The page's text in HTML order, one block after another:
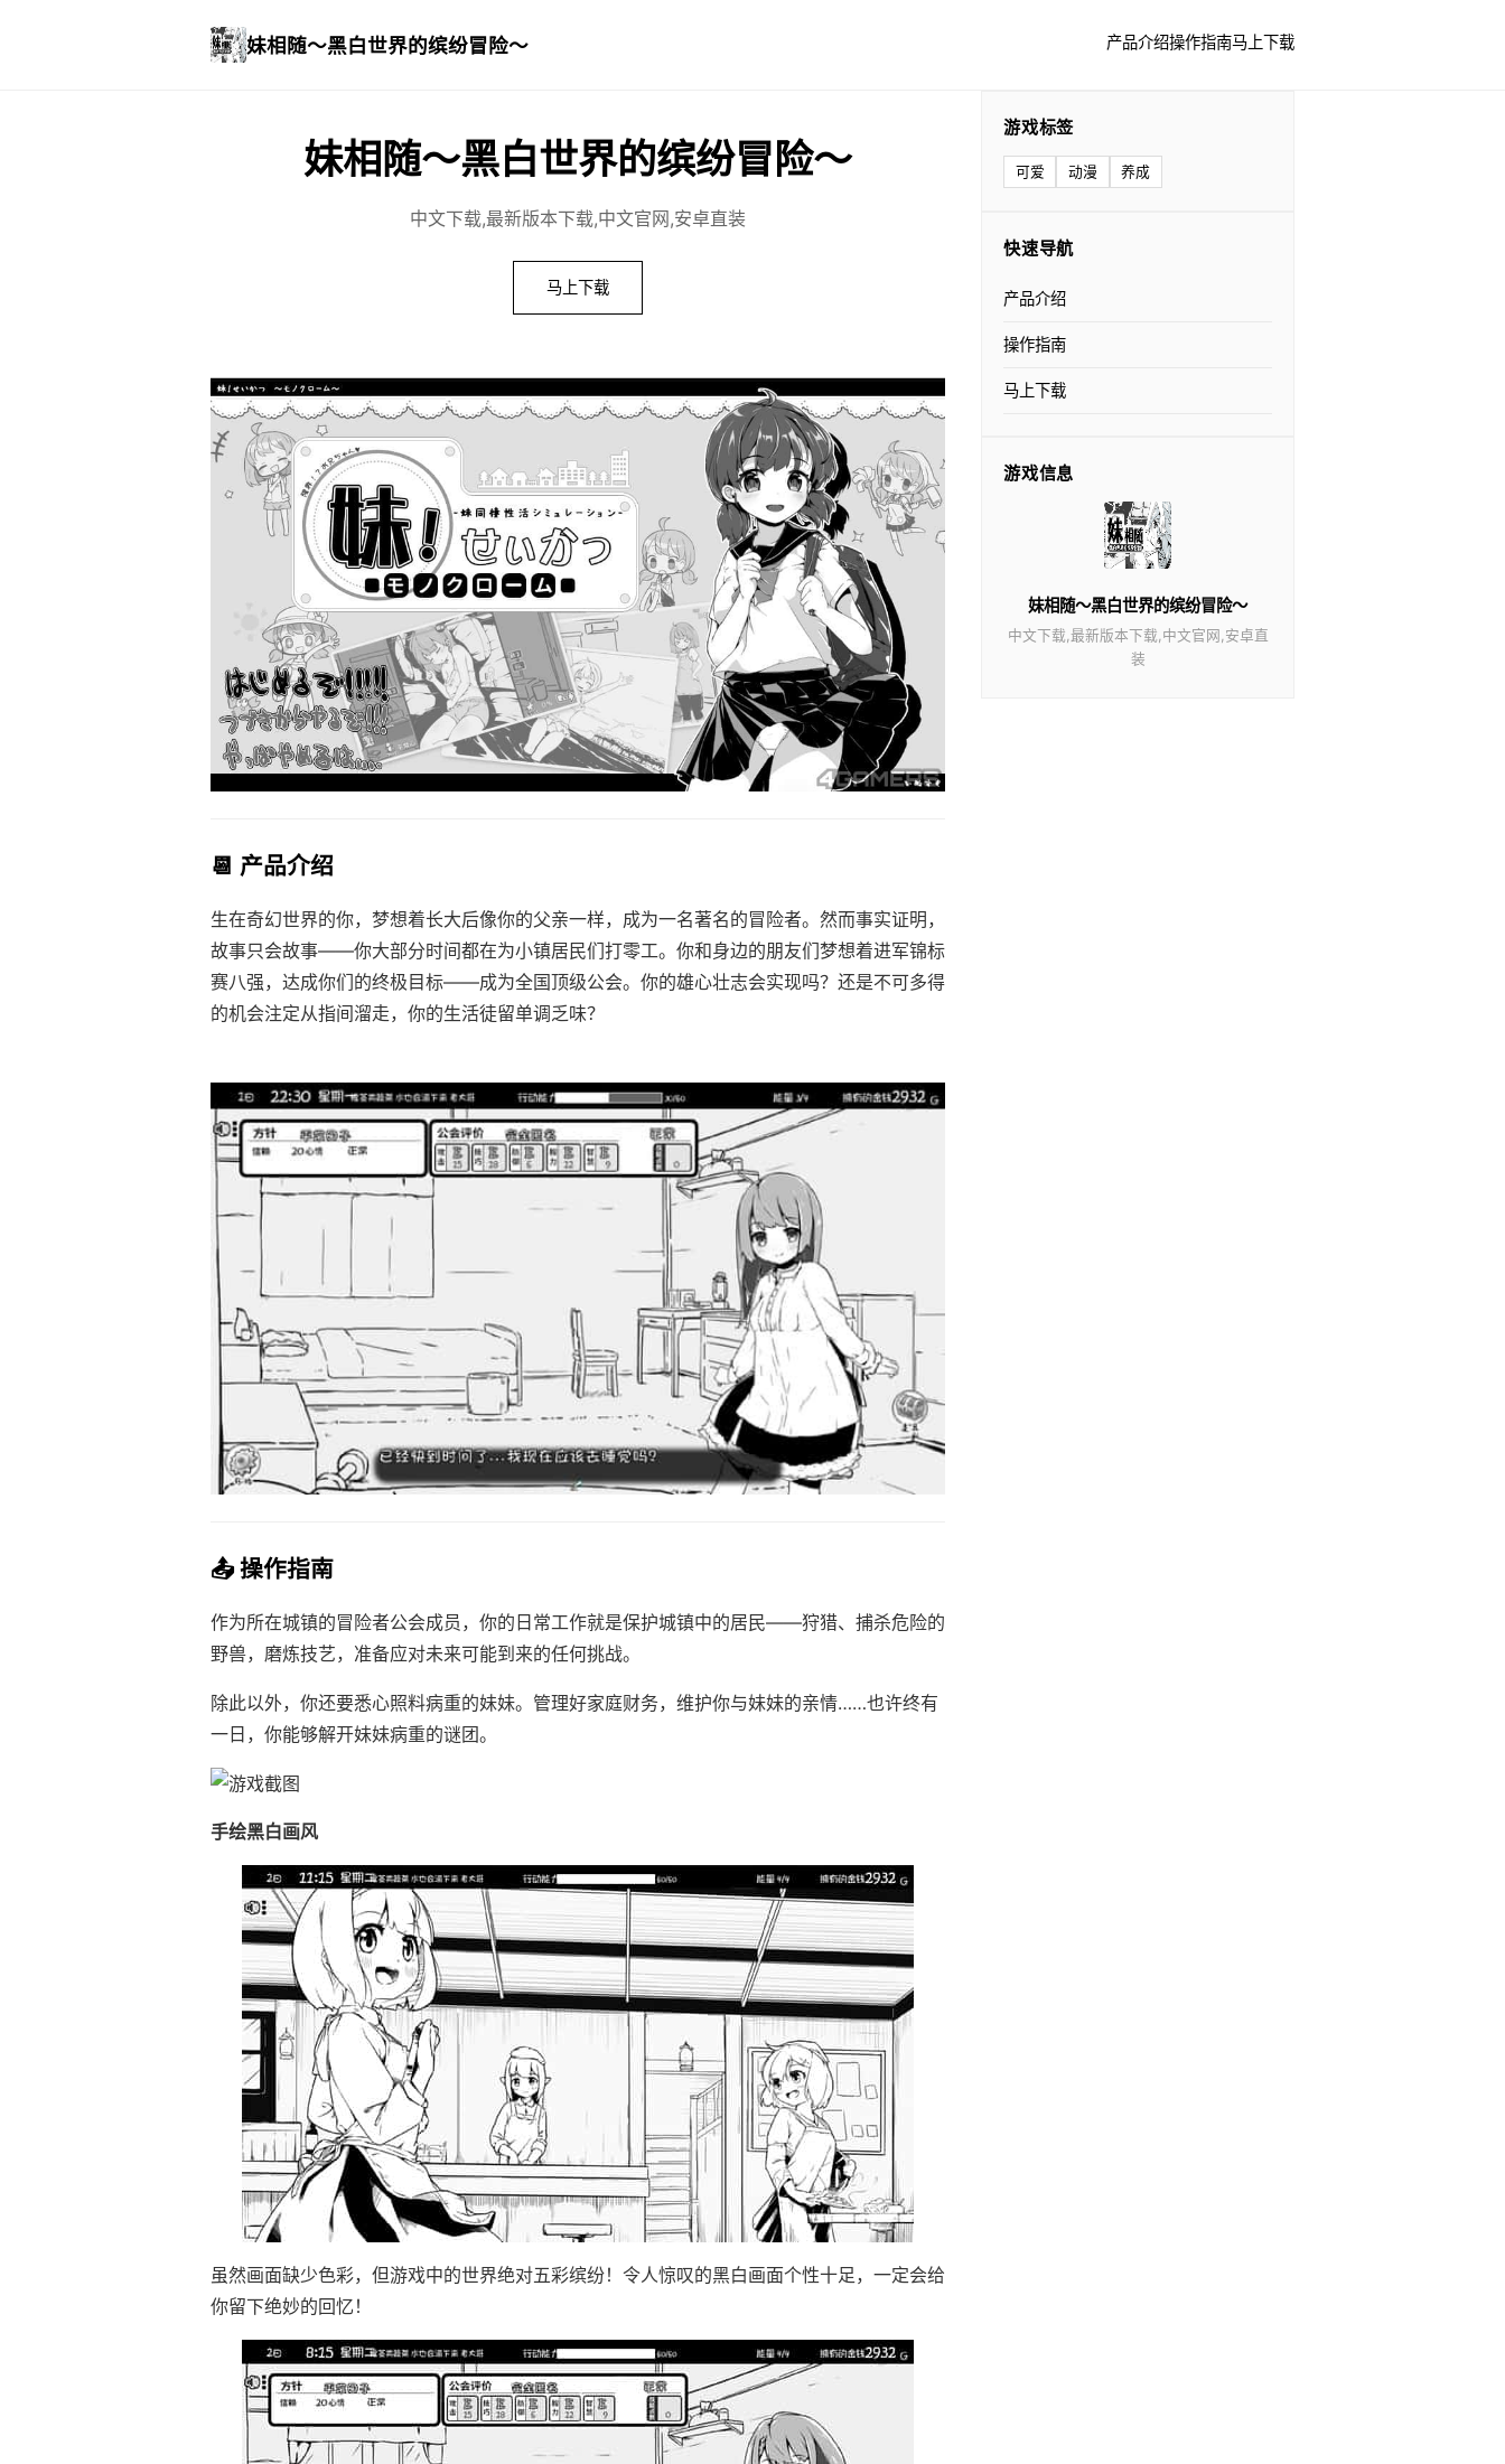
妹相随～黑白世界的缤纷冒险～ 产品介绍操作指南马上下载
妹相随～黑白世界的缤纷冒险～
中文下载,最新版本下载,中文官网,安卓直装
马上下载
📆 产品介绍
生在奇幻世界的你，梦想着长大后像你的父亲一样，成为一名著名的冒险者。然而事实证明，
故事只会故事——你大部分时间都在为小镇居民们打零工。你和身边的朋友们梦想着进军锦标
赛八强，达成你们的终极目标——成为全国顶级公会。你的雄心壮志会实现吗？还是不可多得
的机会注定从指间溜走，你的生活徒留单调乏味？
📤 操作指南
作为所在城镇的冒险者公会成员，你的日常工作就是保护城镇中的居民——狩猎、捕杀危险的
野兽，磨炼技艺，准备应对未来可能到来的任何挑战。
除此以外，你还要悉心照料病重的妹妹。管理好家庭财务，维护你与妹妹的亲情……也许终有
一日，你能够解开妹妹病重的谜团。
手绘黑白画风
虽然画面缺少色彩，但游戏中的世界绝对五彩缤纷！令人惊叹的黑白画面个性十足，一定会给
你留下绝妙的回忆！
游戏标签
可爱 动漫 养成
快速导航
产品介绍
操作指南
马上下载
游戏信息
妹相随～黑白世界的缤纷冒险～
中文下载,最新版本下载,中文官网,安卓直
装